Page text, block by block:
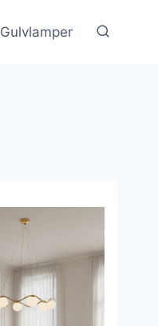
Gulvlamper